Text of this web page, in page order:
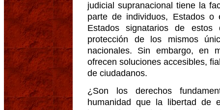
judicial supranacional tiene la
parte de individuos, Estados
Estados signatarios de
protección de los mismos
nacionales. Sin embargo, en
ofrecen soluciones accesibles,
de ciudadanos.
¿Son los derechos
humanidad que la libertad de